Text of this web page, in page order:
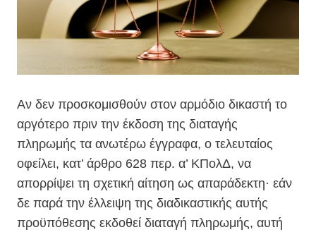
Aν δεν προσκομισθούν στον αρμόδιο δικαστή το
αργότερο πριν την έκδοση της διαταγής
πληρωμής τα ανωτέρω έγγραφα, ο τελευταίος
οφείλει, κατ’ άρθρο 628 περ. α’ ΚΠολΔ, να
απορρίψει τη σχετική αίτηση ως απαράδεκτη· εάν
δε παρά την έλλειψη της διαδικαστικής αυτής
προϋπόθεσης εκδοθεί διαταγή πληρωμής, αυτή